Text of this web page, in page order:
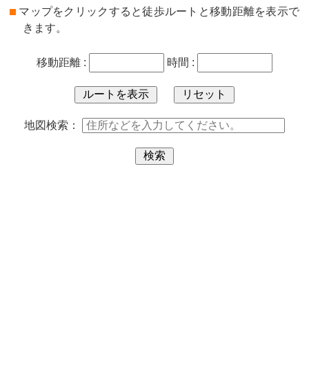
マップをクリックすると徒歩ルートと移動距離を表示で
きます。
移動距離 : 時間 :
地図検索：